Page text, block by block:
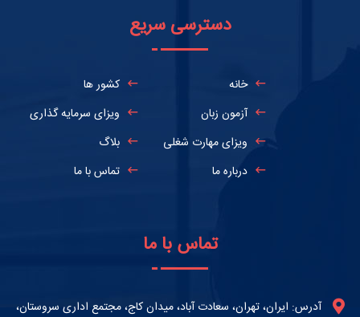
دسترسی سریع
خانه
کشور ها
آزمون زبان
ویزای سرمایه گذاری
ویزای مهارت شغلی
بلاگ
درباره ما
تماس با ما
تماس با ما
آدرس: ایران، تهران، سعادت آباد، میدان کاج، مجتمع اداری سروستان،